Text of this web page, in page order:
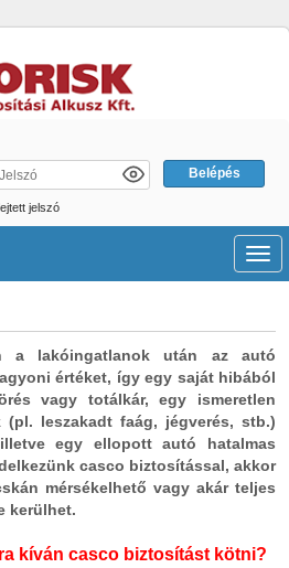
jelszó
a lakóingatlanok után az autó
értéket, így egy saját hibából
vagy totálkár, egy ismeretlen
(pl. leszakadt faág, jégverés, stb.)
egy ellopott autó hatalmas
casco biztosítással, akkor
mérsékelhető vagy akár teljes
kerülhet.
kíván casco biztosítást kötni?